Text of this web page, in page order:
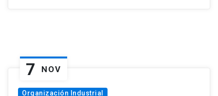
7 NOV
Organización Industrial